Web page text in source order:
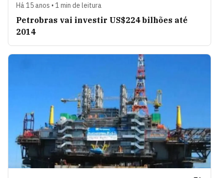
Há 15 anos • 1 min de leitura
Petrobras vai investir US$224 bilhões até
2014